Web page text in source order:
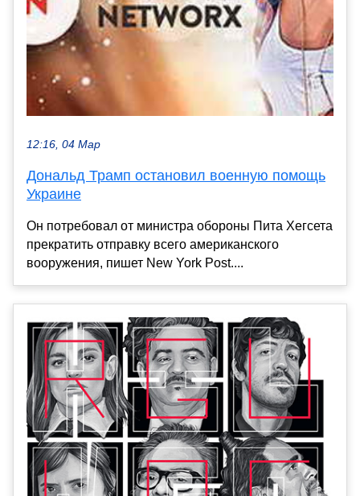
12:16, 04 Мар
Дональд Трамп остановил военную помощь
Украине
Он потребовал от министра обороны Пита Хегсета
прекратить отправку всего американского
вооружения, пишет New York Post....